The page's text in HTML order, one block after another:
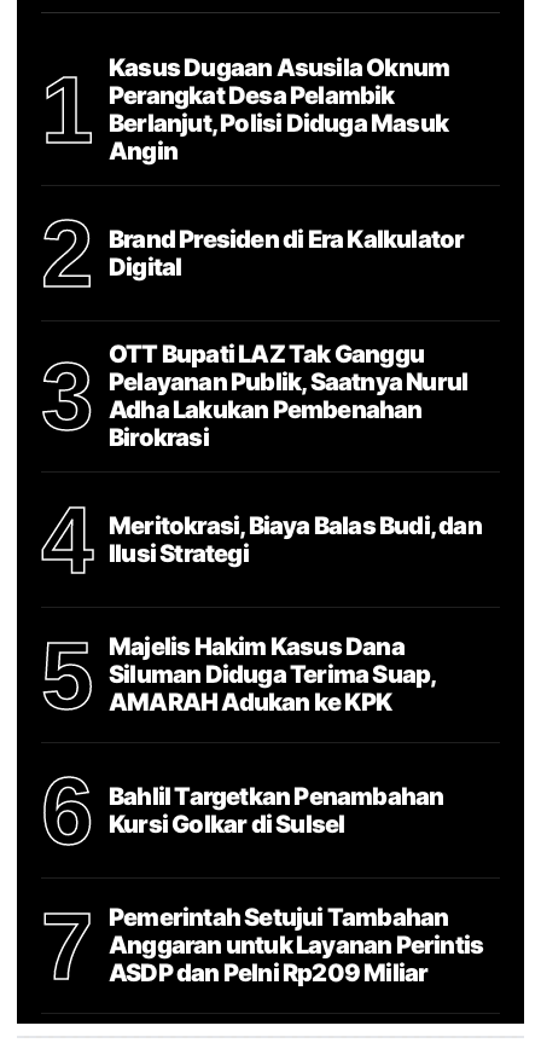
1
Kasus Dugaan Asusila Oknum
Perangkat Desa Pelambik
Berlanjut, Polisi Diduga Masuk
Angin
2
Brand Presiden di Era Kalkulator
Digital
3
OTT Bupati LAZ Tak Ganggu
Pelayanan Publik, Saatnya Nurul
Adha Lakukan Pembenahan
Birokrasi
4
Meritokrasi, Biaya Balas Budi, dan
Ilusi Strategi
5
Majelis Hakim Kasus Dana
Siluman Diduga Terima Suap,
AMARAH Adukan ke KPK
6
Bahlil Targetkan Penambahan
Kursi Golkar di Sulsel
7
Pemerintah Setujui Tambahan
Anggaran untuk Layanan Perintis
ASDP dan Pelni Rp209 Miliar